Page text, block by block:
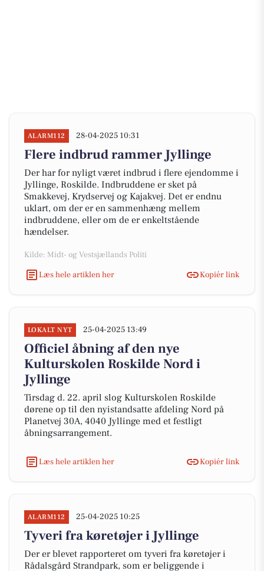
ALARM112 28-04-2025 10:31
Flere indbrud rammer Jyllinge
Der har for nyligt været indbrud i flere ejendomme i
Jyllinge, Roskilde. Indbruddene er sket på
Smakkevej, Krydservej og Kajakvej. Det er endnu
uklart, om der er en sammenhæng mellem
indbruddene, eller om de er enkeltstående
hændelser.
Kilde: Midt- og Vestsjællands Politi
Læs hele artiklen her
Kopiér link
LOKALT NYT 25-04-2025 13:49
Officiel åbning af den nye
Kulturskolen Roskilde Nord i
Jyllinge
Tirsdag d. 22. april slog Kulturskolen Roskilde
dørene op til den nyistandsatte afdeling Nord på
Planetvej 30A, 4040 Jyllinge med et festligt
åbningsarrangement.
Læs hele artiklen her Kopiér link
ALARM112 25-04-2025 10:25
Tyveri fra køretøjer i Jyllinge
Der er blevet rapporteret om tyveri fra køretøjer i
Rådalsgård Strandpark, som er beliggende i